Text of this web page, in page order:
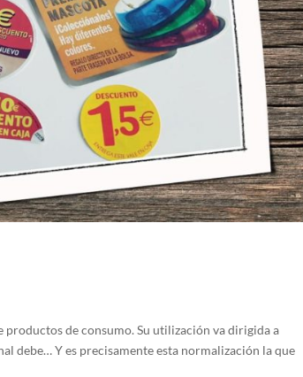
de consumo. Su utilización va dirigida a
debe… Y es precisamente esta normalización la que